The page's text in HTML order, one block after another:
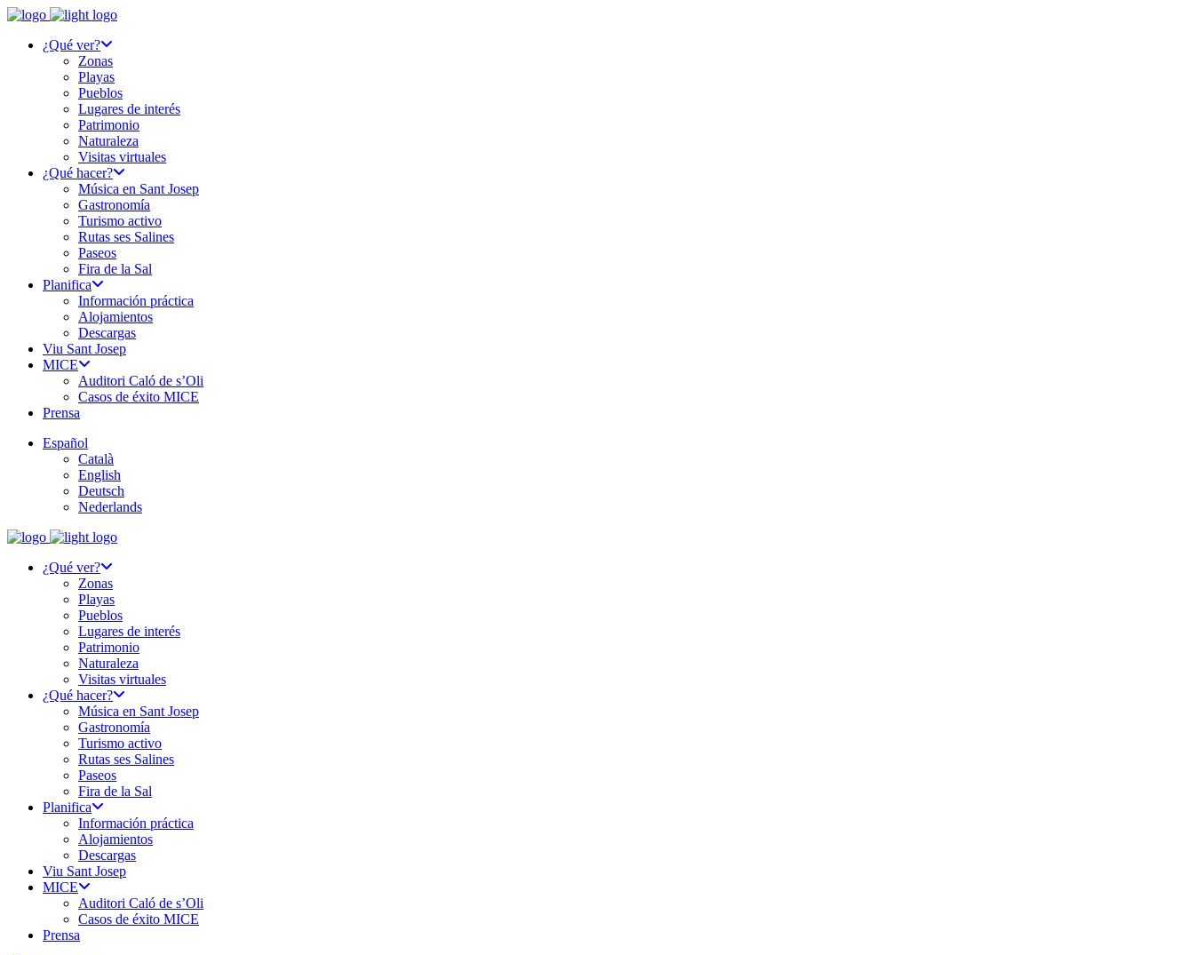
¿Qué ver?
Zonas
Playas
Pueblos
Lugares de interés
Patrimonio
Naturaleza
Visitas virtuales
¿Qué hacer?
Música en Sant Josep
Gastronomía
Turismo activo
Rutas ses Salines
Paseos
Fira de la Sal
Planifica
Información práctica
Alojamientos
Descargas
Viu Sant Josep
MICE
Auditori Caló de s’Oli
Casos de éxito MICE
Prensa
Español
Català
English
Deutsch
Nederlands
¿Qué ver?
Zonas
Playas
Pueblos
Lugares de interés
Patrimonio
Naturaleza
Visitas virtuales
¿Qué hacer?
Música en Sant Josep
Gastronomía
Turismo activo
Rutas ses Salines
Paseos
Fira de la Sal
Planifica
Información práctica
Alojamientos
Descargas
Viu Sant Josep
MICE
Auditori Caló de s’Oli
Casos de éxito MICE
Prensa